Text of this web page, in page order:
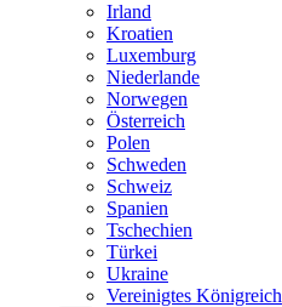
Irland
Kroatien
Luxemburg
Niederlande
Norwegen
Österreich
Polen
Schweden
Schweiz
Spanien
Tschechien
Türkei
Ukraine
Vereinigtes Königreich